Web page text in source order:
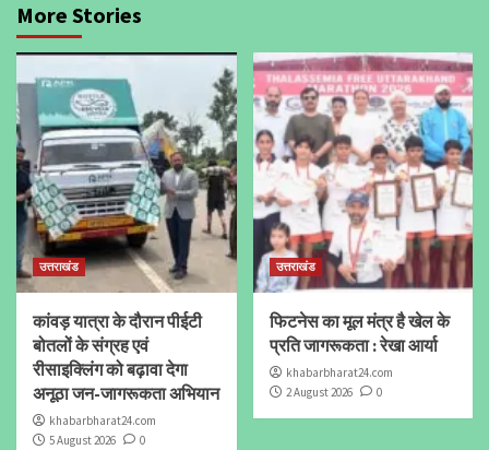
More Stories
उत्तराखंड
कांवड़ यात्रा के दौरान पीईटी
बोतलों के संग्रह एवं
रीसाइक्लिंग को बढ़ावा देगा
अनूठा जन-जागरूकता अभियान
khabarbharat24.com
5 August 2026
0
उत्तराखंड
फिटनेस का मूल मंत्र है खेल के
प्रति जागरूकता : रेखा आर्या
khabarbharat24.com
2 August 2026
0